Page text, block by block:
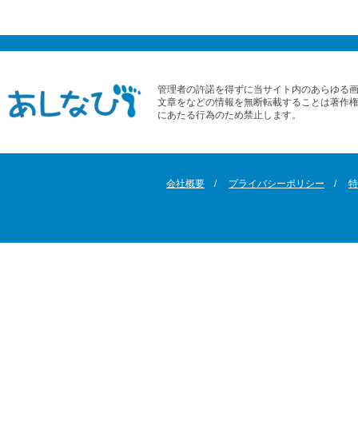
管理者の許諾を得ずに当サイト内のあらゆる
文章をなどの情報を無断転載することは著作
にあたる行為のため禁止します。
会社概要 プライバシーポリシー